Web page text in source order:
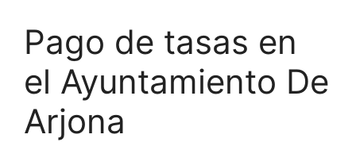
Pago de tasas en
el Ayuntamiento De
Arjona